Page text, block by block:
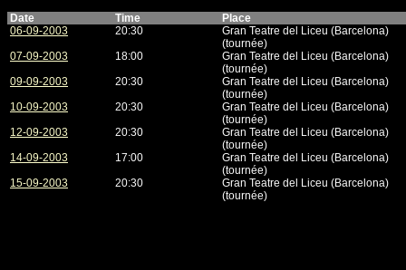
Date
Time
Place
06-09-2003
20:30
Gran Teatre del Liceu (Barcelona)
(tournée)
07-09-2003
18:00
Gran Teatre del Liceu (Barcelona)
(tournée)
09-09-2003
20:30
Gran Teatre del Liceu (Barcelona)
(tournée)
10-09-2003
20:30
Gran Teatre del Liceu (Barcelona)
(tournée)
12-09-2003
20:30
Gran Teatre del Liceu (Barcelona)
(tournée)
14-09-2003
17:00
Gran Teatre del Liceu (Barcelona)
(tournée)
15-09-2003
20:30
Gran Teatre del Liceu (Barcelona)
(tournée)